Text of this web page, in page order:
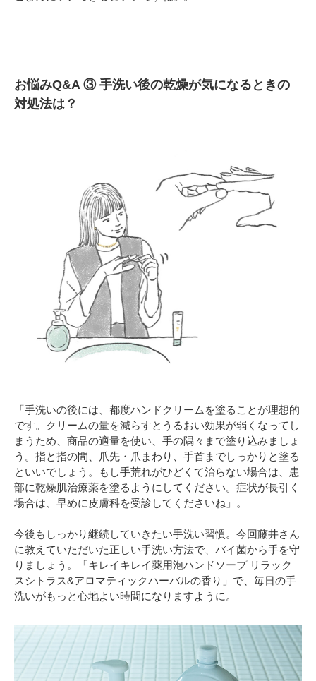
お悩みQ&A ③ 手洗い後の乾燥が気になるときの
対処法は？
「手洗いの後には、都度ハンドクリームを塗ることが理想的
です。クリームの量を減らすとうるおい効果が弱くなってし
まうため、商品の適量を使い、手の隅々まで塗り込みましょ
う。指と指の間、爪先・爪まわり、手首までしっかりと塗る
といいでしょう。もし手荒れがひどくて治らない場合は、患
部に乾燥肌治療薬を塗るようにしてください。症状が長引く
場合は、早めに皮膚科を受診してくださいね」。
今後もしっかり継続していきたい手洗い習慣。今回藤井さん
に教えていただいた正しい手洗い方法で、バイ菌から手を守
りましょう。「キレイキレイ薬用泡ハンドソープ リラック
スシトラス&アロマティックハーバルの香り」で、毎日の手
洗いがもっと心地よい時間になりますように。